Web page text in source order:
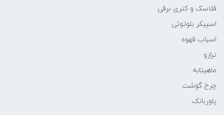
فلاسک و کتری برقی
اسپیکر بلوتوثی
اسیاب قهوه
ترازو
ماهیتابه
چرخ گوشت
پاوربانک